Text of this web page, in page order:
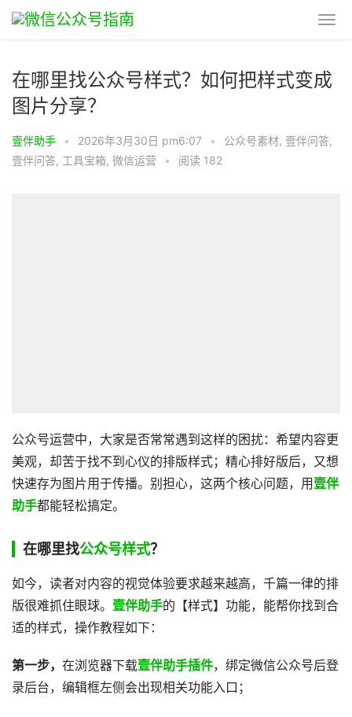
在哪里找公众号样式？如何把样式变成
图片分享？
壹伴助手 • 2026年3月30日 pm6:07 • 公众号素材, 壹伴问答,
壹伴问答, 工具宝箱, 微信运营 • 阅读 182
公众号运营中，大家是否常常遇到这样的困扰：希望内容更
美观，却苦于找不到心仪的排版样式；精心排好版后，又想
快速存为图片用于传播。别担心，这两个核心问题，用壹伴
助手都能轻松搞定。
在哪里找公众号样式？
如今，读者对内容的视觉体验要求越来越高，千篇一律的排
版很难抓住眼球。 壹伴助手的【样式】功能，能帮你找到合
适的样式，操作教程如下：
第一步， 在浏览器下载壹伴助手插件，绑定微信公众号后登
录后台，编辑框左侧会出现相关功能入口；